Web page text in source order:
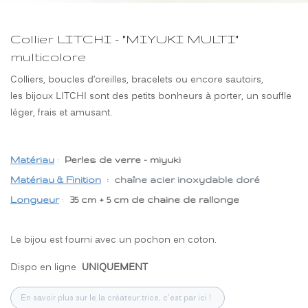
Collier LITCHI - "MIYUKI MULTI"
multicolore
Colliers, boucles d’oreilles, bracelets ou encore sautoirs,
les bijoux LITCHI sont des petits bonheurs à porter, un souffle
léger, frais et amusant.
Matériau : Perles de verre - miyuki
Matériau & Finition : chaîne acier inoxydable doré
Longueur: 35 cm + 5 cm de chaine de rallonge
Le bijou est fourni avec un pochon en coton.
Dispo en ligne UNIQUEMENT
En savoir plus sur le.la créateur.trice, c'est par ici !